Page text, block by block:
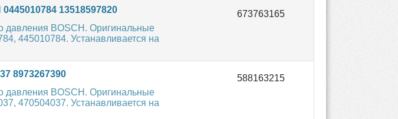
13518597820
давления BOSCH. Оригинальные
445010784. Устанавливается на
8973267390
давления BOSCH. Оригинальные
470504037. Устанавливается на